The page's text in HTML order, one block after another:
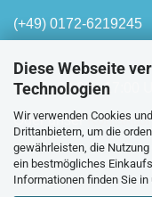
Diese Webseite
Technologien
Wir verwenden Cookies
Drittanbietern, um die
gewährleisten, die
ein bestmögliches
Informationen finden Sie in
(+49) 0172-6219245
Mo-Fr, 08:00 - 17:00
Oder unser